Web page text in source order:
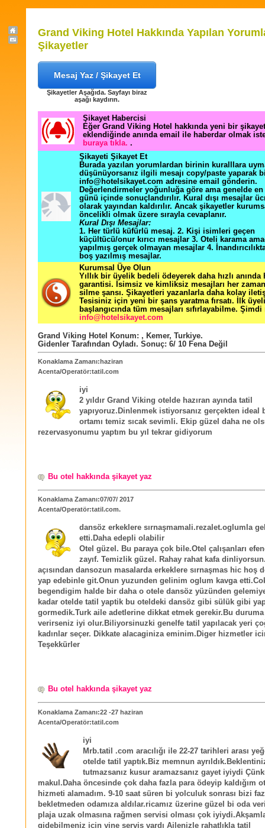
Grand Viking Hotel Hakkında Yapılan
Şikayetler
Mesaj Yaz / Şikayet Et
Şikayetler Aşağıda. Sayfayı biraz
aşağı kaydırın.
Şikayet Habercisi
Eğer Grand Viking Hotel hakkında yeni bir
eklendiğinde anında email ile haberdar olmak
buraya tıkla. .
Şikayeti Şikayet Et
Burada yazılan yorumlardan birinin kuralllara
düşünüyorsanız ilgili mesajı copy/paste yaparak
info@hotelsikayet.com adresine email gönderin.
Değerlendirmeler yoğunluğa göre ama genelde
günü içinde sonuçlandırılır. Kural dışı mesajlar
olarak yayından kaldırılır. Ancak şikayetler
öncelikli olmak üzere sırayla cevaplanır.
Kural Dışı Mesajlar:
1. Her türlü küfürlü mesaj. 2. Kişi isimleri geçen
küçültücü/onur kırıcı mesajlar 3. Oteli karama
yapılmış gerçek olmayan mesajlar 4.
boş yazılmış mesajlar.
Kurumsal Üye Olun
Yıllık bir üyelik bedeli ödeyerek daha hızlı
garantisi. İsimsiz ve kimliksiz mesajları her zaman
silme şansı. Şikayetleri yazanlarla daha kolay
Tesisiniz için yeni bir şans yaratma fırsatı. İlk
başlangıcında tüm mesajları sıfırlayabilme. Şimdi
info@hotelsikayet.com
Grand Viking Hotel Konum: , Kemer, Turkiye.
Gidenler Tarafından Oyladı. Sonuç: 6/ 10 Fena Değil
Konaklama Zamanı:haziran
Acenta/Operatör:tatil.com
iyi
2 yıldır Grand Viking otelde hazıran ayında tatil
yapıyoruz.Dinlenmek istiyorsanız gerçekten ideal
ortamı temiz sıcak sevimli. Ekip güzel daha ne
rezervasyonumu yaptım bu yıl tekrar gidiyorum
Bu otel hakkında şikayet yaz
Konaklama Zamanı:07/07/ 2017
Acenta/Operatör:tatil.com.
dansöz erkeklere sırnaşmamali.rezalet.oglumla
etti.Daha edepli olabilir
Otel güzel. Bu paraya çok bile.Otel çalışanları
zayıf. Temizlik güzel. Rahay rahat kafa
açısından dansozun masalarda erkeklere sırnaşmas hic hoş
yap edebinle git.Onun yuzunden gelinim oglum kavga
begendigim halde bir daha o otele dansöz yüzünden
kadar otelde tatil yaptik bu oteldeki dansöz gibi sülük gibi
gormedik.Turk aile adetlerine dikkat etmek gerekir.Bu
verirseniz iyi olur.Biliyorsinuzki genelfe tatil yapılacak yeri
kadınlar seçer. Dikkate alacaginiza eminim.Diger hizmetler
Teşekkürler
Bu otel hakkında şikayet yaz
Konaklama Zamanı:22 -27 haziran
Acenta/Operatör:tatil.com
iyi
Mrb.tatil .com aracılığı ile 22-27 tarihleri arası
otelde tatil yaptık.Biz memnun
tutmazsanız kusur aramazsanız gayet iyiydi
makul.Daha öncesinde çok daha fazla para ödeyip kaldığım
hizmeti alamadım. 9-10 saat süren bi yolculuk sonrası bizi
bekletmeden odamıza aldılar.ricamız üzerine güzel bi oda
plaja uzak olmasına rağmen servisi olması çok
gidebilmeniz için yine servis vardı Ailenizle rahatlıkla tatil